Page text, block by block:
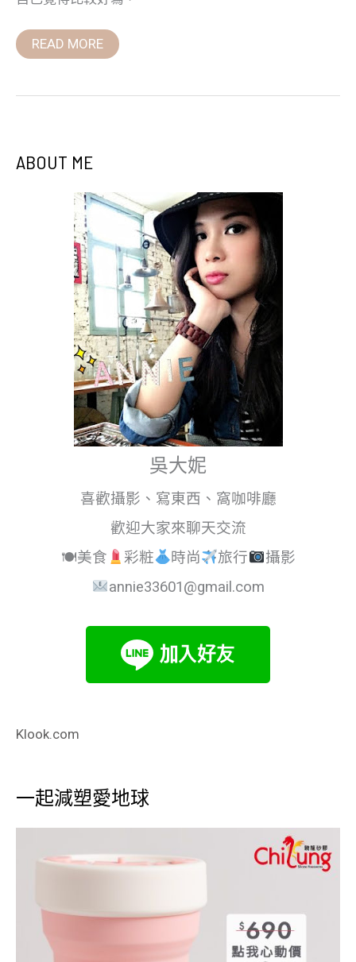
READ MORE
ABOUT ME
吳大妮
喜歡攝影、寫東西、窩咖啡廳
歡迎大家來聊天交流
🍽美食
彩粧 時尚 旅行
攝影
annie33601@gmail.com
Klook.com
一起減塑愛地球